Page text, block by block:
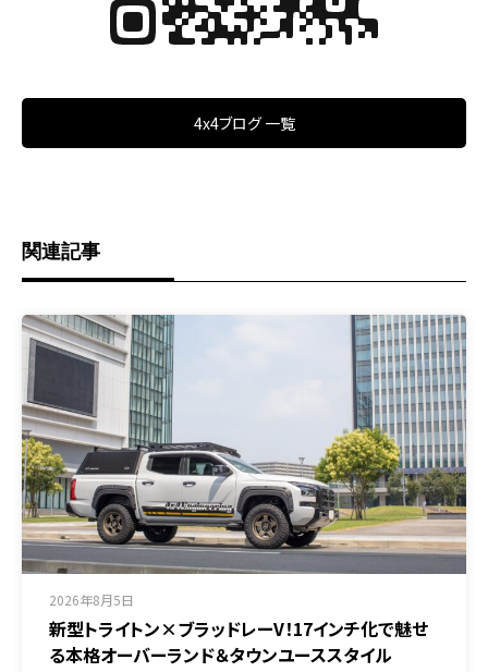
4x4ブログ 一覧
関連記事
2026年8月5日
新型トライトン×ブラッドレーV！17インチ化で魅せ
る本格オーバーランド＆タウンユーススタイル